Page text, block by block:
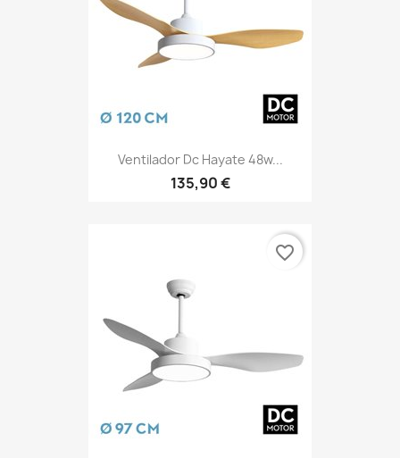
Ventilador Dc Hayate 48w...
135,90 €
favorite_border